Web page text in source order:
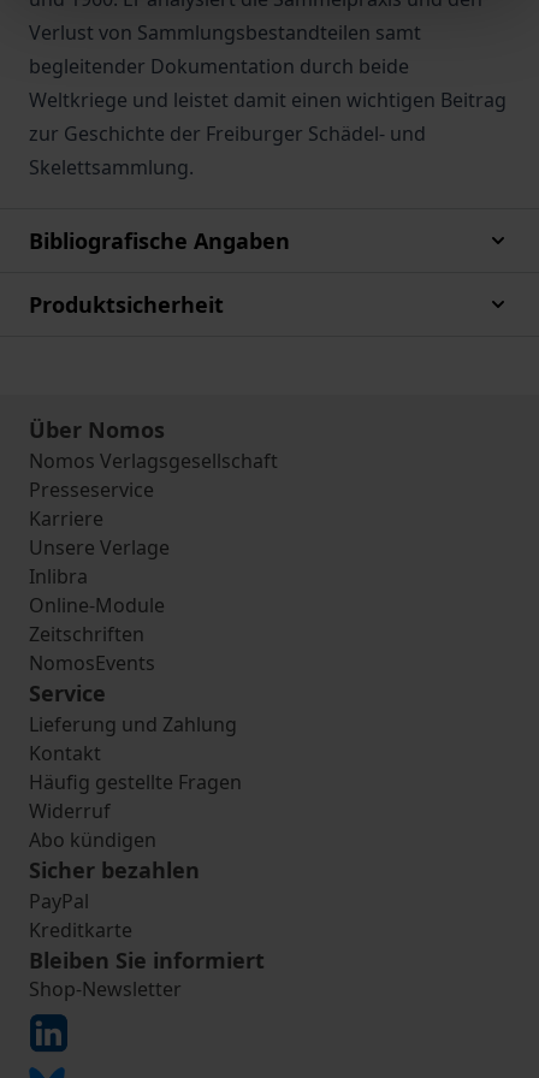
Verlust von Sammlungsbestandteilen samt
begleitender Dokumentation durch beide
Weltkriege und leistet damit einen wichtigen Beitrag
zur Geschichte der Freiburger Schädel- und
Skelettsammlung.
Bibliografische Angaben
Produktsicherheit
Über Nomos
Nomos Verlagsgesellschaft
Presseservice
Karriere
Unsere Verlage
Inlibra
Online-Module
Zeitschriften
NomosEvents
Service
Lieferung und Zahlung
Kontakt
Häufig gestellte Fragen
Widerruf
Abo kündigen
Sicher bezahlen
PayPal
Kreditkarte
Bleiben Sie informiert
Shop-Newsletter